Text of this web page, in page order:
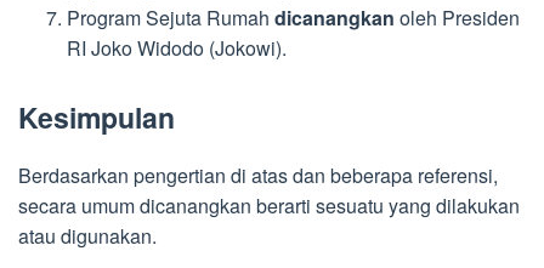
Program Sejuta Rumah dicanangkan oleh Presiden
RI Joko Widodo (Jokowi).
Kesimpulan
Berdasarkan pengertian di atas dan beberapa referensi,
secara umum dicanangkan berarti sesuatu yang dilakukan
atau digunakan.